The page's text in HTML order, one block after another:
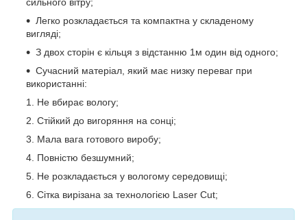
Легко розкладається та компактна у складеному
вигляді;
З двох сторін є кільця з відстанню 1м один від одного;
Сучасний матеріал, який має низку переваг при
використанні:
Не вбирає вологу;
Стійкий до вигоряння на сонці;
Мала вага готового виробу;
Повністю безшумний;
Не розкладається у вологому середовищі;
Сітка вирізана за технологією Laser Cut;